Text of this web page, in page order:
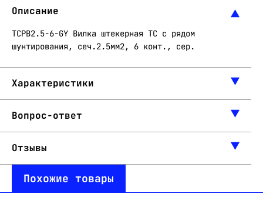
Описание
TCPB2.5-6-GY Вилка штекерная ТC с рядом
шунтирования, сеч.2.5мм2, 6 конт., сер.
Характеристики
Вопрос-ответ
Отзывы
Похожие товары